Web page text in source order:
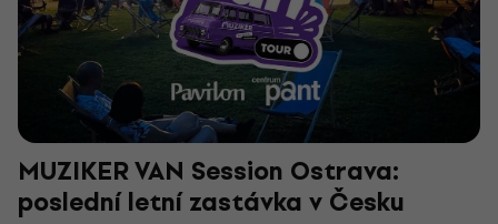
MUZIKER VAN Session Ostrava:
poslední letní zastávka v Česku